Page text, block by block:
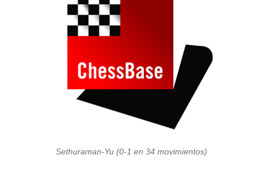
Sethuraman-Yu (0-1 en 34 movimientos)